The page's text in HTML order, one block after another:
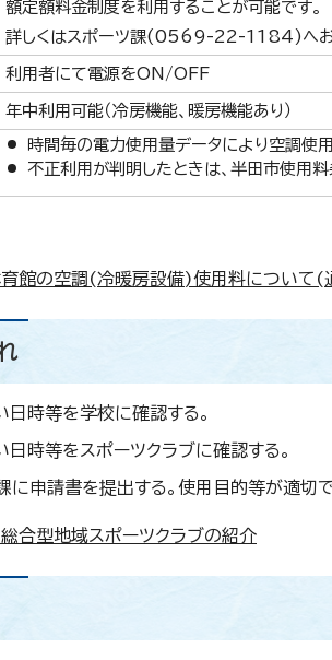
額定額料金制度を利用することが可能です。
詳しくはスポーツ課(0569-22-1184)へお
利用者にて電源をON/OFF
年中利用可能（冷房機能、暖房機能あり）
時間毎の電力使用量データにより空調使
不正利用が判明したときは、半田市使用
館の空調(冷暖房設備)使用料について
日時等を学校に確認する。
日時等をスポーツクラブに確認する。
に申請書を提出する。使用目的等が適切で
合型地域スポーツクラブの紹介